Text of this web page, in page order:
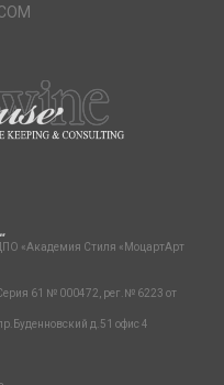
«Академия Стиля «МоцартАрт
61 № 000472, рег.№ 6223 от
д.51 офис 4